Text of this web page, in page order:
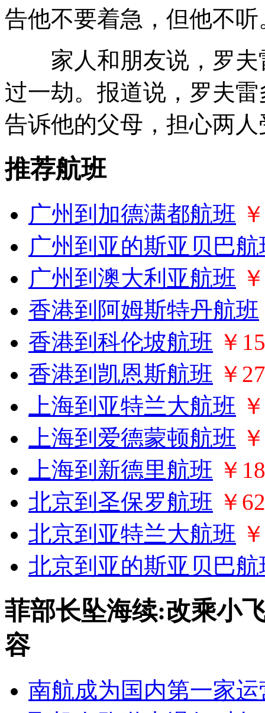
告他不要着急，但他不听
家人和朋友说，罗夫
过一劫。报道说，罗夫
告诉他的父母，担心两
推荐航班
广州到加德满都航班
广州到亚的斯亚贝巴航
广州到澳大利亚航班
香港到阿姆斯特丹航班
香港到科伦坡航班 ￥
香港到凯恩斯航班 ￥
上海到亚特兰大航班
上海到爱德蒙顿航班
上海到新德里航班 ￥
北京到圣保罗航班 ￥
北京到亚特兰大航班
北京到亚的斯亚贝巴航
菲部长坠海续:改乘小
容
南航成为国内第一家